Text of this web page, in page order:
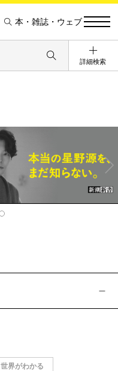
本・雑誌・ウェブ
詳細検索
Ne
xt
世界がわかる